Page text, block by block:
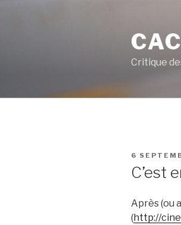
Critique
PUBLIÉ
6
C’est
Après (ou
(http://